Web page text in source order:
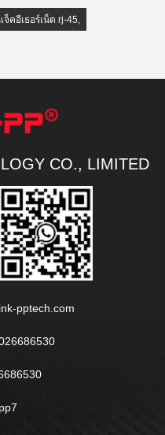
จ็คอีเธอร์เน็ต rj-45,
CO., LIMITED
pptech.com